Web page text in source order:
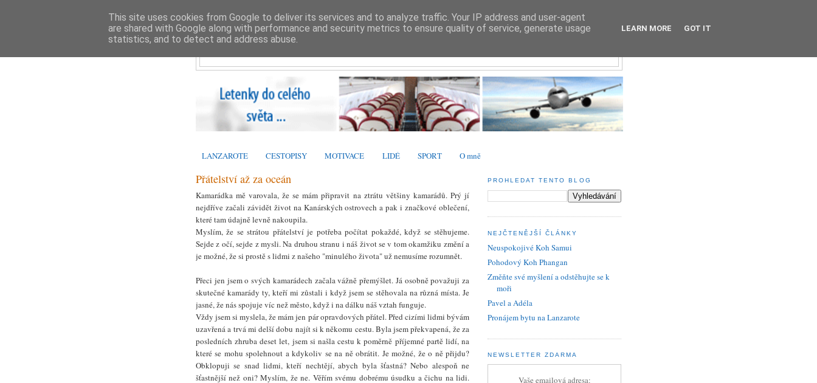
ŽIVOT U MOŘE
LANZAROTE CESTOPISY MOTIVACE LIDÉ SPORT O mně
Přátelství až za oceán
Kamarádka mě varovala, že se mám připravit na ztrátu většiny kamarádů. Prý jí
nejdříve začali závidět život na Kanárských ostrovech a pak i značkové oblečení,
které tam údajně levně nakoupila.
Myslím, že se strátou přátelství je potřeba počítat pokaždé, když se stěhujeme.
Sejde z očí, sejde z mysli. Na druhou stranu i náš život se v tom okamžiku změní a
je možné, že si prostě s lidmi z našeho "minulého života" už nemusíme rozumnět.
Přeci jen jsem o svých kamarádech začala vážně přemýšlet. Já osobně považuji za
skutečné kamarády ty, kteří mi zůstali i když jsem se stěhovala na různá místa. Je
jasné, že nás spojuje víc než město, když i na dálku náš vztah funguje.
Vždy jsem si myslela, že mám jen pár opravdových přátel. Před cizími lidmi bývám
uzavřená a trvá mi delší dobu najít si k někomu cestu. Byla jsem překvapená, že za
posledních zhruba deset let, jsem si našla cestu k poměrně příjemné partě lidí, na
které se mohu spolehnout a kdykoliv se na ně obrátit. Je možné, že o ně přijdu?
Obklopuji se snad lidmi, kteří nechtějí, abych byla šťastná? Nebo alespoň ne
šťastnější než oni? Myslím, že ne. Věřím svému dobrému úsudku a čichu na lidi.
PROHLEDAT TENTO BLOG
NEJČTENĚJŠÍ ČLÁNKY
Neuspokojivé Koh Samui
Pohodový Koh Phangan
Změňte své myšlení a odstěhujte se k
moři
Pavel a Adéla
Pronájem bytu na Lanzarote
NEWSLETTER ZDARMA
Vaše emailová adresa:
This site uses cookies from Google to deliver its services and to analyze traffic. Your IP address and user-agent
are shared with Google along with performance and security metrics to ensure quality of service, generate usage
statistics, and to detect and address abuse.
LEARN MORE GOT IT